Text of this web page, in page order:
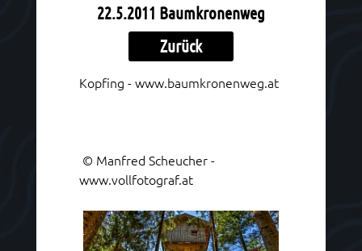
22.5.2011 Baumkronenweg
Zurück
Kopfing - www.baumkronenweg.at
© Manfred Scheucher -
www.vollfotograf.at